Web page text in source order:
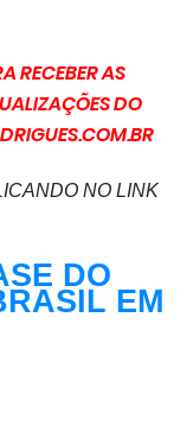
RECEBER AS
DO
NO LINK
DO
EM